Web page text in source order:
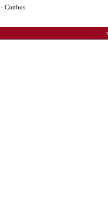
- Cottbus